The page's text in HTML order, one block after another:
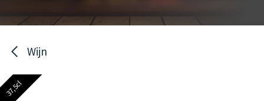
Wijn
37,5cl